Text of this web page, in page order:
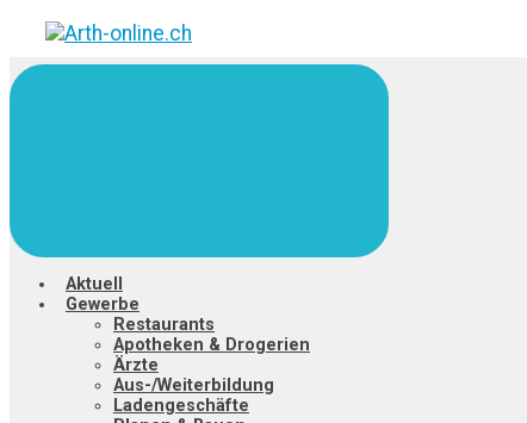
Zum
Hauptinhalt
springen
Aktuell
Gewerbe
Restaurants
Apotheken & Drogerien
Ärzte
Aus-/Weiterbildung
Ladengeschäfte